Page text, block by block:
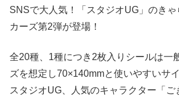
SNSで大人気！「スタジオUG」のき
カーズ第2弾が登場！
全20種、1種につき2枚入りシールは一
ズを想定し70×140mmと使いやすいサイ
スタジオUG、人気のキャラクター「ご